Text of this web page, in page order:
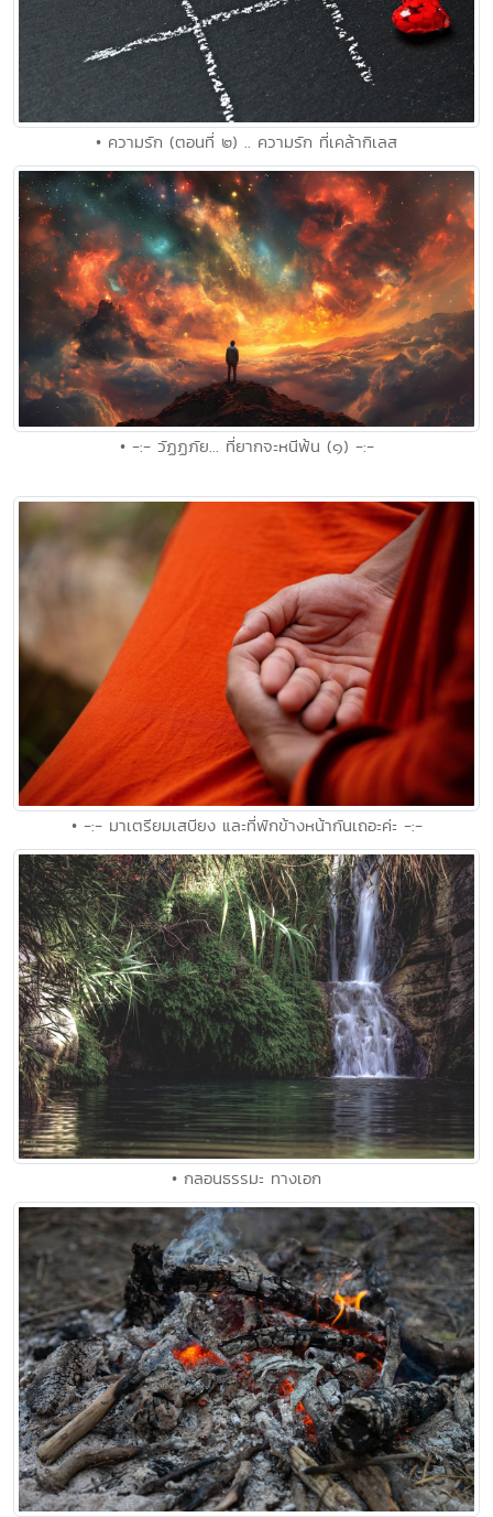
• ความรัก (ตอนที่ ๒) .. ความรัก ที่เคล้ากิเลส
• -:- วัฏฏภัย... ที่ยากจะหนีพ้น (๑) -:-
• -:- มาเตรียมเสบียง และที่พักข้างหน้ากันเถอะค่ะ -:-
• กลอนธรรมะ ทางเอก